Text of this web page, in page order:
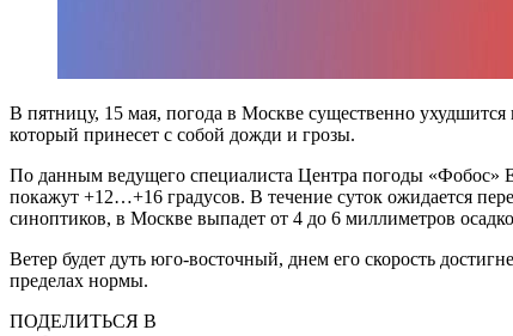
В пятницу, 15 мая, погода в Москве существенно
который принесет с собой дожди и грозы.
По данным ведущего специалиста Центра погоды «Фобос»
покажут +12…+16 градусов. В течение суток ожидается
синоптиков, в Москве выпадет от 4 до 6 миллиметров
Ветер будет дуть юго-восточный, днем его скорость
пределах нормы.
ПОДЕЛИТЬСЯ В